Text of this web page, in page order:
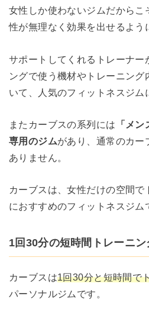
女性しか使わないジムだからこ
性が無理なく効果を出せるよう
サポートしてくれるトレーナー
ングで使う機材やトレーニング
いて、人気のフィットネスジム
またカーブスの系列には 「メ
専用のジムがあり、通常のカー
ありません。
カーブスは、女性だけの空間で
におすすめのフィットネスジム
1回30分の短時間トレーニン
カーブスは1回30分と短時間で
パーソナルジムです。